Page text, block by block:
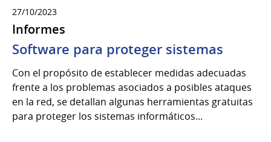
27/10/2023
Informes
Software para proteger sistemas
Con el propósito de establecer medidas adecuadas
frente a los problemas asociados a posibles ataques
en la red, se detallan algunas herramientas gratuitas
para proteger los sistemas informáticos...